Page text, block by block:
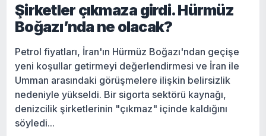
Şirketler çıkmaza girdi. Hürmüz
Boğazı’nda ne olacak?
Petrol fiyatları, İran'ın Hürmüz Boğazı'ndan geçişe
yeni koşullar getirmeyi değerlendirmesi ve İran ile
Umman arasındaki görüşmelere ilişkin belirsizlik
nedeniyle yükseldi. Bir sigorta sektörü kaynağı,
denizcilik şirketlerinin "çıkmaz" içinde kaldığını
söyledi...